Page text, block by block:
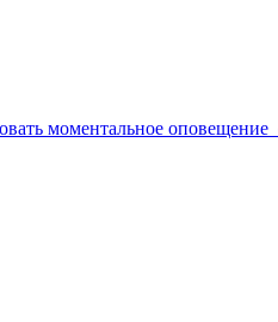
моментальное